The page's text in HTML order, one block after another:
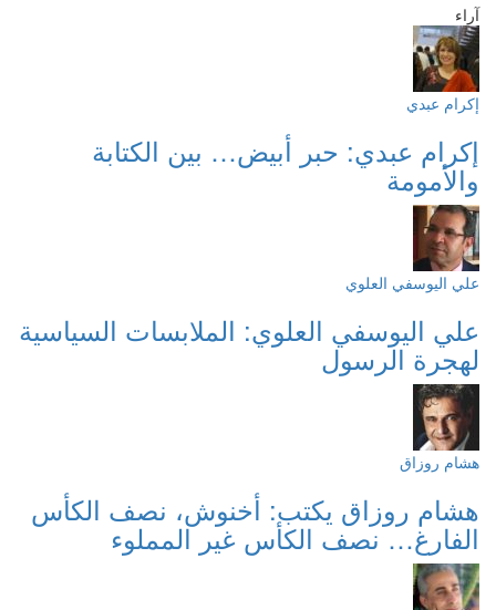
آراء
إكرام عبدي
إكرام عبدي: حبر أبيض… بين الكتابة
والأمومة
علي اليوسفي العلوي
علي اليوسفي العلوي: الملابسات السياسية
لهجرة الرسول
هشام روزاق
هشام روزاق يكتب: أخنوش، نصف الكأس
الفارغ… نصف الكأس غير المملوء